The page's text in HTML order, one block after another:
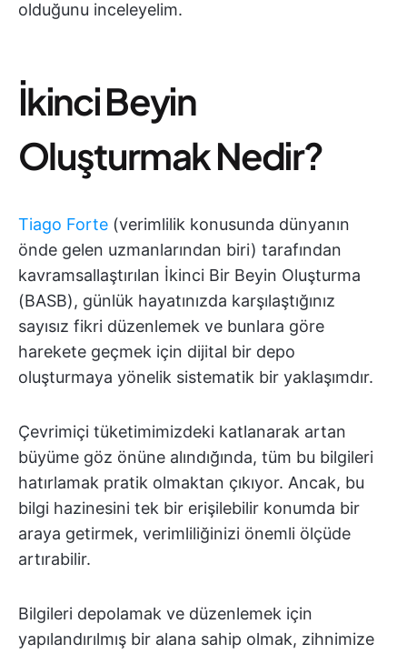
olduğunu inceleyelim.
İkinci Beyin
Oluşturmak Nedir?
Tiago Forte (verimlilik konusunda dünyanın
önde gelen uzmanlarından biri) tarafından
kavramsallaştırılan İkinci Bir Beyin Oluşturma
(BASB), günlük hayatınızda karşılaştığınız
sayısız fikri düzenlemek ve bunlara göre
harekete geçmek için dijital bir depo
oluşturmaya yönelik sistematik bir yaklaşımdır.
Çevrimiçi tüketimimizdeki katlanarak artan
büyüme göz önüne alındığında, tüm bu bilgileri
hatırlamak pratik olmaktan çıkıyor. Ancak, bu
bilgi hazinesini tek bir erişilebilir konumda bir
araya getirmek, verimliliğinizi önemli ölçüde
artırabilir.
Bilgileri depolamak ve düzenlemek için
yapılandırılmış bir alana sahip olmak, zihnimize